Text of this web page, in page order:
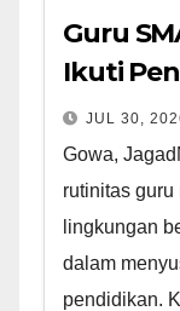
Guru
Ikuti
JUL 30,
Gowa,
rutinitas
lingkungan
dalam
pendidikan.